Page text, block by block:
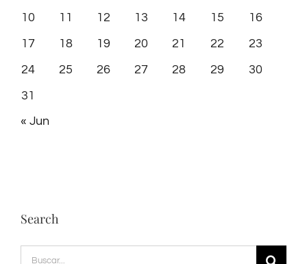
10
11 12 13 14 15
16
17
18 19 20 21 22
23
24
25 26 27 28 29
30
31
« Jun
Search
Buscar: